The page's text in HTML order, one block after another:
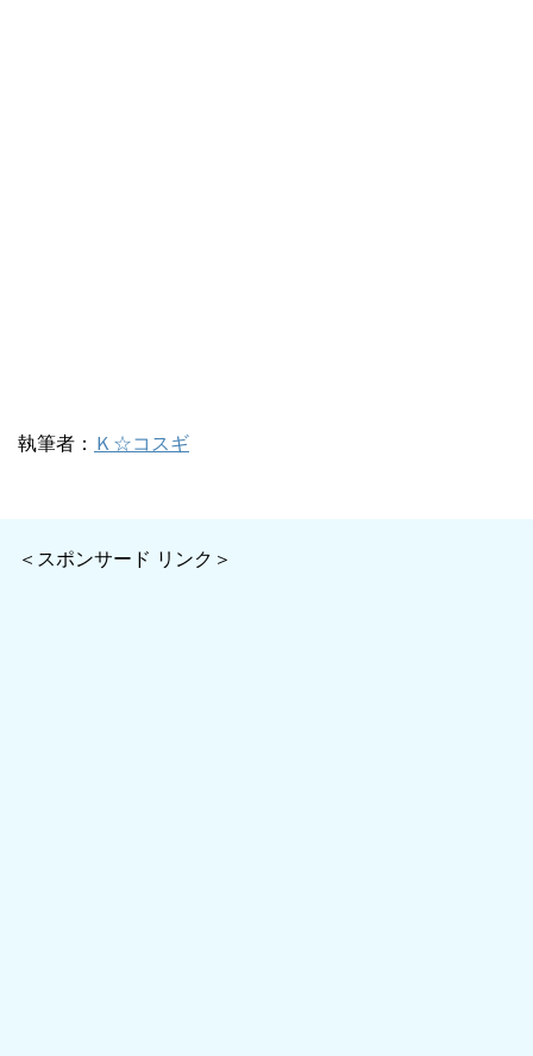
執筆者： Ｋ☆コスギ
＜スポンサード リンク＞